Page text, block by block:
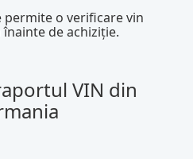
permite o verificare vin
de achiziție.
VIN din